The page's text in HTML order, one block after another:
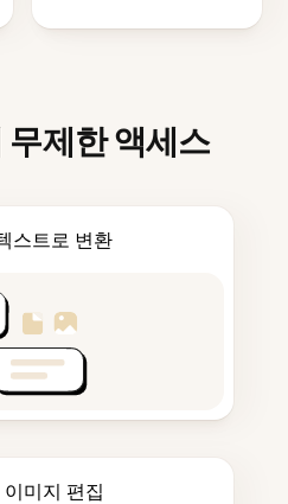
무제한 액세스
스트로 변환
이미지 편집